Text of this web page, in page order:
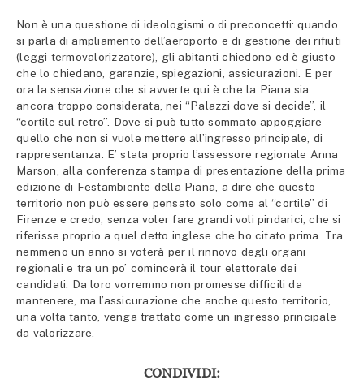
Non è una questione di ideologismi o di preconcetti: quando
si parla di ampliamento dell’aeroporto e di gestione dei rifiuti
(leggi termovalorizzatore), gli abitanti chiedono ed è giusto
che lo chiedano, garanzie, spiegazioni, assicurazioni. E per
ora la sensazione che si avverte qui è che la Piana sia
ancora troppo considerata, nei “Palazzi dove si decide”, il
“cortile sul retro”. Dove si può tutto sommato appoggiare
quello che non si vuole mettere all’ingresso principale, di
rappresentanza. E’ stata proprio l’assessore regionale Anna
Marson, alla conferenza stampa di presentazione della prima
edizione di Festambiente della Piana, a dire che questo
territorio non può essere pensato solo come al “cortile” di
Firenze e credo, senza voler fare grandi voli pindarici, che si
riferisse proprio a quel detto inglese che ho citato prima. Tra
nemmeno un anno si voterà per il rinnovo degli organi
regionali e tra un po’ comincerà il tour elettorale dei
candidati. Da loro vorremmo non promesse difficili da
mantenere, ma l’assicurazione che anche questo territorio,
una volta tanto, venga trattato come un ingresso principale
da valorizzare.
CONDIVIDI: